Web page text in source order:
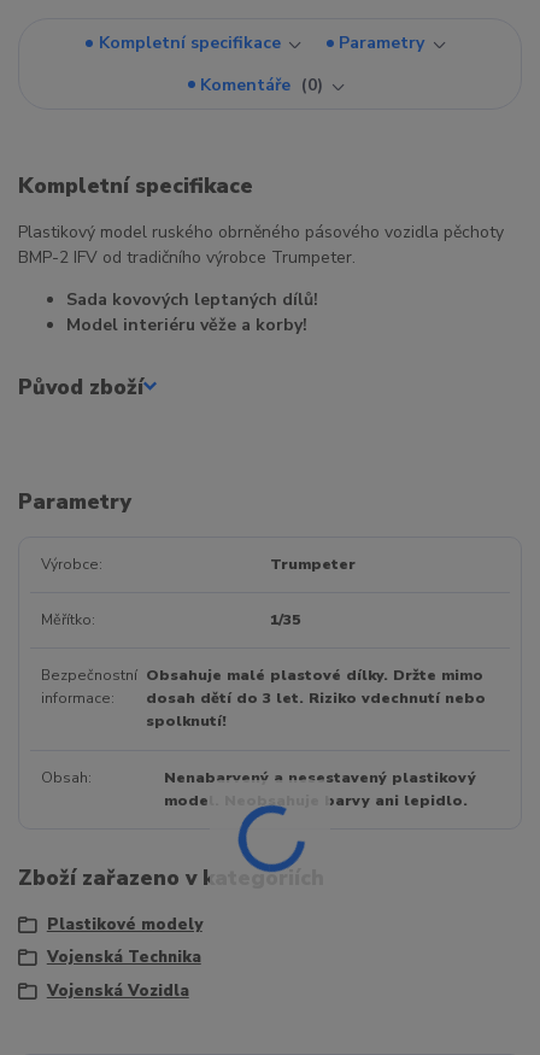
Kompletní specifikace
Parametry
Komentáře
0
Kompletní specifikace
Plastikový model ruského obrněného pásového vozidla pěchoty
BMP-2 IFV od tradičního výrobce Trumpeter.
Sada kovových leptaných dílů!
Model interiéru věže a korby!
Původ zboží
Parametry
Výrobce Trumpeter
Měřítko 1/35
Bezpečnostní
informace
Obsahuje malé plastové dílky. Držte mimo
dosah dětí do 3 let. Riziko vdechnutí nebo
spolknutí!
Obsah
Nenabarvený a nesestavený plastikový
model. Neobsahuje barvy ani lepidlo.
Zboží zařazeno v kategoriích
Plastikové modely
Vojenská Technika
Vojenská Vozidla